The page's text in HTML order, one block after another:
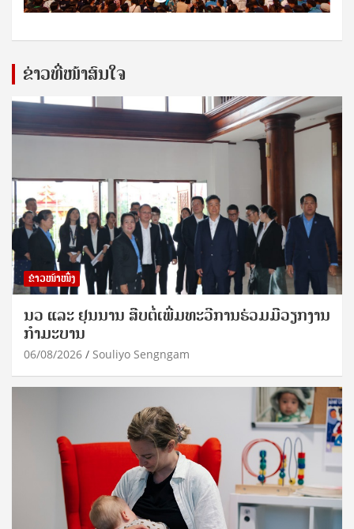
ຂ່າວທີ່ໜ້າສົນໃຈ
ຂ່າວໜ້າໜຶ່ງ
ນວ ແລະ ຢຸນນານ ສືບຕໍ່ເພີ່ມທະວີການຮ່ວມມືວຽກງານ
ກຳມະບານ
06/08/2026 Souliyo Sengngam